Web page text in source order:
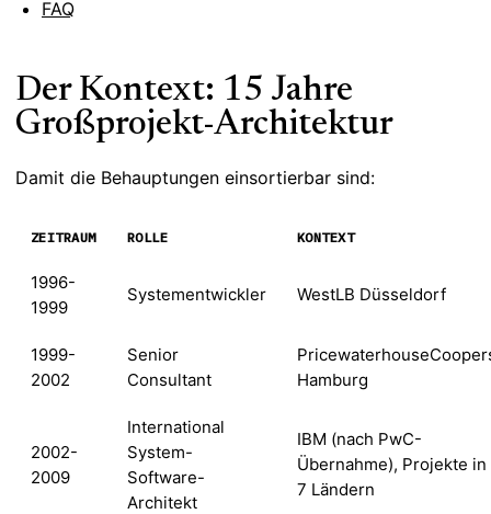
FAQ
Der Kontext: 15 Jahre
Großprojekt-Architektur
Damit die Behauptungen einsortierbar sind:
ZEITRAUM ROLLE KONTEXT
1996-
1999
Systementwickler WestLB Düsseldorf
1999-
2002
Senior
Consultant
Hamburg
2002-
2009
International
System-
Software-
Architekt
IBM (nach PwC-
Übernahme), Projekte in
7 Ländern